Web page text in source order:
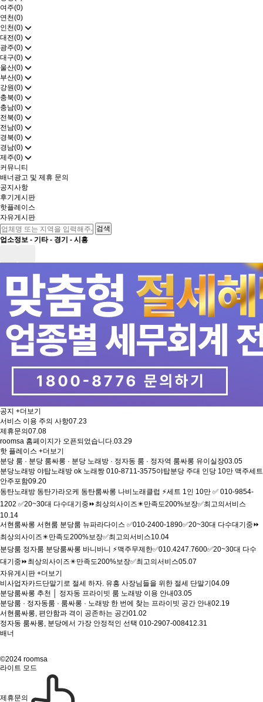
여주(0)
연천(0)
인천(0)
대전(0)
광주(0)
대구(0)
울산(0)
부산(0)
강원(0)
충북(0)
충남(0)
전북(0)
전남(0)
경북(0)
경남(0)
제주(0)
커뮤니티
배너광고 및 제휴 문의
공지사항
후기게시판
핫플레이스
자유게시판
업소정보 - 기타- 경기 - 시흥
공지 +더보기
서비스 이용 주의 사항07.23
제휴문의 07.08
roomsa 홈페이지가 오픈되었습니다.03.29
핫 플레이스 +더보기
분당 룸 · 분당 룸싸롱 · 분당 노래방 · 정자동 룸 · 정자역 룸싸롱 유이실장03.05
분당노래방 야탑노래방 ok 노래짱 010-8711-3575야탑분당 주대 인당 10만 맥주세트
안주포함09.20
동탄노래방 동탄가라오케 동탄룸싸롱 나비노래클럽 ⚡세트 1인 10만 ✅ 010-9854-
1202 ✅20~30대 다수대기중⏩최상의사이즈✴️만족도200%보장✅최고의서비스
10.14
서현룸싸롱 서현룸 분당룸 뉴파라다이스 ✅010-2400-1890✅20~30대 다수대기중⏩
최상의사이즈✴️만족도200%보장✅최고의서비스10.04
분당룸 정자룸 분당룸싸롱 바니바니 ⚡맥주무제한✅010.4247.7600✅20~30대 다수
대기중⏩최상의사이즈✴️만족도200%보장✅최고의서비스05.07
자유게시판 +더보기
비사업자카드단말기로 절세 하자. 유흥 사장님들을 위한 절세 단말기 04.09
분당룸싸롱 추천 │ 정자동 프라이빗 룸 노래방 이용 안내03.05
분당룸 · 정자동룸 · 룸싸롱 · 노래방 한 번에 찾는 프라이빗 공간 안내02.19
서현룸싸롱, 편안함과 격이 공존하는 공간01.02
정자동 룸싸롱, 분당에서 가장 안정적인 선택 010-2907-008412.31
배너
©2024 roomsa
라이트 모드
제휴문의